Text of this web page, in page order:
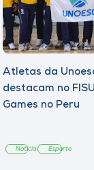
Atletas da
destacam no
Games no Peru
Notícia Esporte